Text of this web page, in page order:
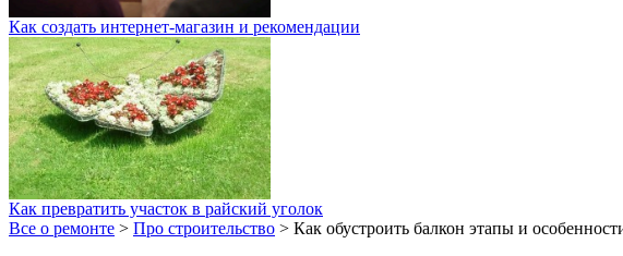
Как создать интернет-магазин и рекомендации
Как превратить участок в райский уголок
Все о ремонте > Про строительство > Как обустроить балкон этапы и